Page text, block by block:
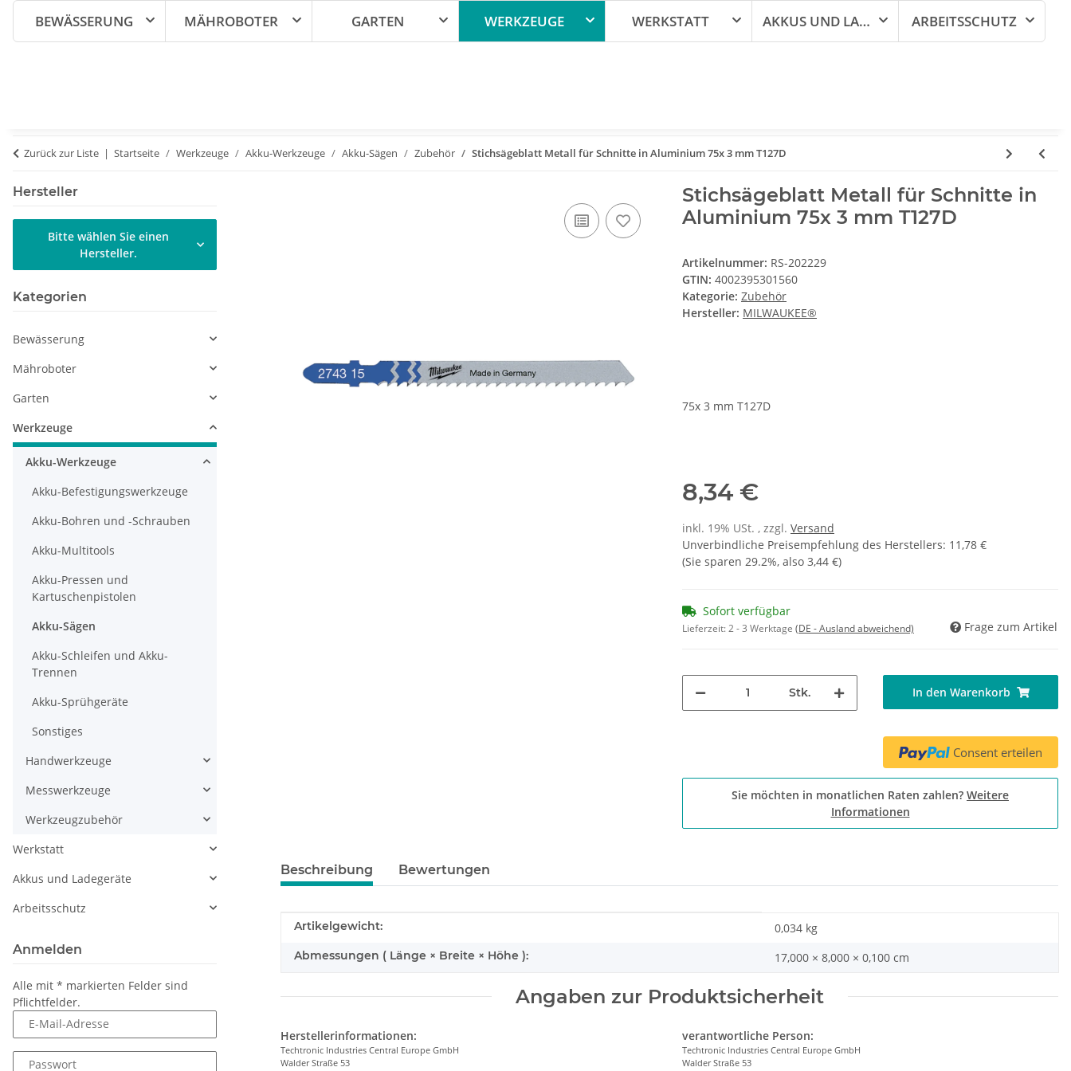
BEWÄSSERUNG MÄHROBOTER GARTEN WERKZEUGE WERKSTATT AKKUS UND LADEGERÄTE ARBEITSSCHUTZ
Zurück zur Liste Startseite Werkzeuge Akku-Werkzeuge Akku-Sägen Zubehör Stichsägeblatt Metall für Schnitte in Aluminium 75x 3 mm T127D
Stichsägeblatt Metall für Schnitte in
Aluminium 75x 3 mm T127D
Artikelnummer: RS-202229
GTIN: 4002395301560
Kategorie: Zubehör
Hersteller: MILWAUKEE®
75x 3 mm T127D
8,34 €
inkl. 19% USt. , zzgl. Versand
Unverbindliche Preisempfehlung des Herstellers: 11,78 €
(Sie sparen 29.2%, also 3,44 €)
Sofort verfügbar
Lieferzeit:2 - 3 Werktage (DE - Ausland abweichend) Frage zum Artikel
Stk. In den Warenkorb
Consent erteilen
Sie möchten in monatlichen Raten zahlen? Weitere
Informationen
Beschreibung Bewertungen
Produkteigenschaft
Wert
Artikelgewicht: 0,034 kg
Abmessungen ( Länge × Breite × Höhe ): 17,000 × 8,000 × 0,100 cm
Angaben zur Produktsicherheit
Herstellerinformationen:
Techtronic Industries Central Europe GmbH
Walder Straße 53
verantwortliche Person:
Techtronic Industries Central Europe GmbH
Walder Straße 53
Hersteller
Bitte wählen Sie einen
Hersteller.
Kategorien
Bewässerung
Mähroboter
Garten
Werkzeuge
Akku-Werkzeuge
Akku-Befestigungswerkzeuge
Akku-Bohren und -Schrauben
Akku-Multitools
Akku-Pressen und
Kartuschenpistolen
Akku-Sägen
Akku-Schleifen und Akku-
Trennen
Akku-Sprühgeräte
Sonstiges
Handwerkzeuge
Messwerkzeuge
Werkzeugzubehör
Werkstatt
Akkus und Ladegeräte
Arbeitsschutz
Anmelden
Alle mit * markierten Felder sind
Pflichtfelder.
E-Mail-Adresse
Passwort